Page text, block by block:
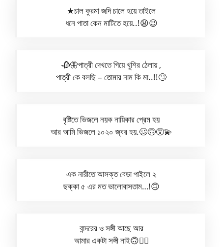
★চাল কুরমা জদি চালে হয়ে তাইলে
ধনে পাতা কেন মাটিতে হয়ে..!😩😉
🥀🦋পাত্রী দেখতে গিয়ে খুশির ঠেলায় ,
পাত্রী কে বলছি – তোমার নাম কি মা..!!🙄
বৃষ্টিতে ভিজলে নয়ক নায়িকার প্রেম হয়
আর আমি ভিজলে ১০২০ জ্বর হয়.🥴🙃😵‍💫
এক নারীতে আসক্ত বেডা পাইলে ২
ছক্কা ৫ এর মত ভালোবাসতাম…!🙃
বান্দরের ও সঙ্গী আছে আর
আমার একটা সঙ্গী নাই🙃😵‍💫